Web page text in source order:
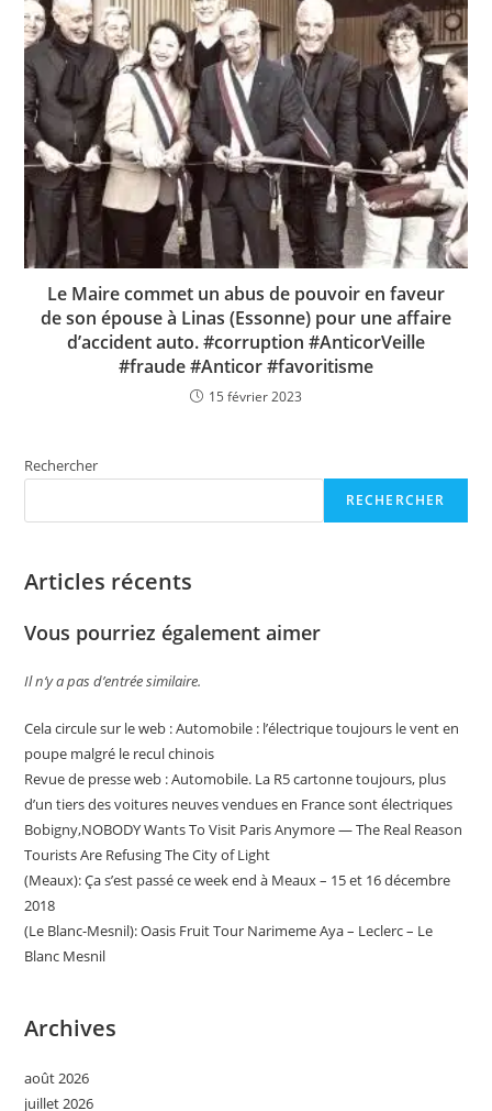
Le Maire commet un abus de pouvoir en faveur
de son épouse à Linas (Essonne) pour une affaire
d’accident auto. #corruption #AnticorVeille
#fraude #Anticor #favoritisme
15 février 2023
Rechercher
RECHERCHER
Articles récents
Vous pourriez également aimer
Il n’y a pas d’entrée similaire.
Cela circule sur le web : Automobile : l’électrique toujours le vent en
poupe malgré le recul chinois
Revue de presse web : Automobile. La R5 cartonne toujours, plus
d’un tiers des voitures neuves vendues en France sont électriques
Bobigny,NOBODY Wants To Visit Paris Anymore — The Real Reason
Tourists Are Refusing The City of Light
(Meaux): Ça s’est passé ce week end à Meaux – 15 et 16 décembre
2018
(Le Blanc-Mesnil): Oasis Fruit Tour Narimeme Aya – Leclerc – Le
Blanc Mesnil
Archives
août 2026
juillet 2026